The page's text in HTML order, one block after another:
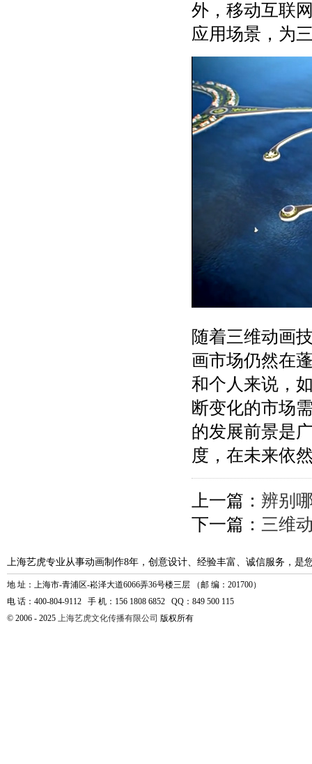
外，移动互联
应用场景，为
随着三维动画
画市场仍然在
和个人来说，
断变化的市场
的发展前景是
度，在未来依
上一篇： 辨别
下一篇： 三维
上海艺虎专业从事动画制作8年，创意设计、经验丰富、诚信服务，是
地 址：上海市-青浦区-崧泽大道6066弄36号楼三层 （邮 编：201700）
电 话：400-804-9112 手 机：156 1808 6852 QQ：849 500 115
© 2006 - 2025 上海艺虎文化传播有限公司 版权所有